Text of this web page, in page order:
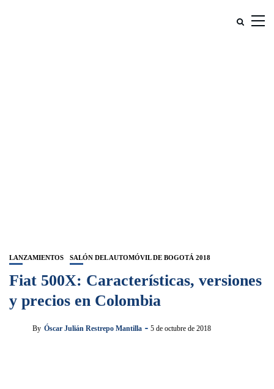
LANZAMIENTOS SALÓN DEL AUTOMÓVIL DE BOGOTÁ 2018
Fiat 500X: Características, versiones
y precios en Colombia
By Óscar Julián Restrepo Mantilla 5 de octubre de 2018